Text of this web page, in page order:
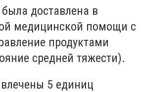
доставлена в
медицинской помощи с
продуктами
средней тяжести).
5 единиц